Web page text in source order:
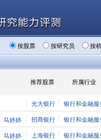
按股票 按研究员 按
推荐股票 所属行业
光大银行 银行和金融服
马婷婷 招商银行 银行和金融服
马婷婷 上海银行 银行和金融服